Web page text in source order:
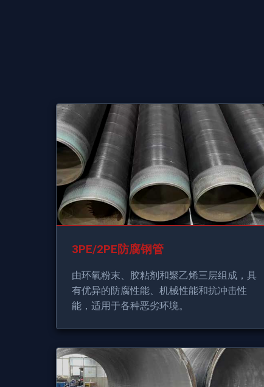
3PE/2PE防腐钢管
由环氧粉末、胶粘剂和聚乙烯三层组成，具
有优异的防腐性能、机械性能和抗冲击性
能，适用于各种恶劣环境。